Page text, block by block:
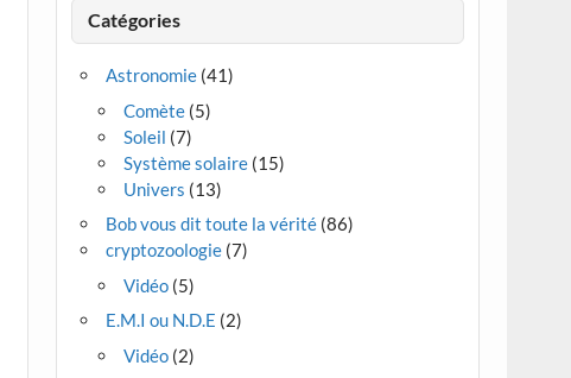
Catégories
Astronomie (41)
Comète (5)
Soleil (7)
Système solaire (15)
Univers (13)
Bob vous dit toute la vérité (86)
cryptozoologie (7)
Vidéo (5)
E.M.I ou N.D.E (2)
Vidéo (2)